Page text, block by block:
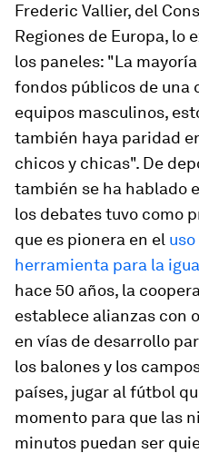
Frederic Vallier, del
Regiones de Europa, lo
los paneles: "La
fondos públicos de una
equipos masculinos,
también haya paridad
chicos y chicas". De
también se ha hablado
los debates tuvo como
que es pionera en el
herramienta para la
hace 50 años, la
establece alianzas con
en vías de desarrollo
los balones y los
países, jugar al fútbol
momento para que las
minutos puedan ser